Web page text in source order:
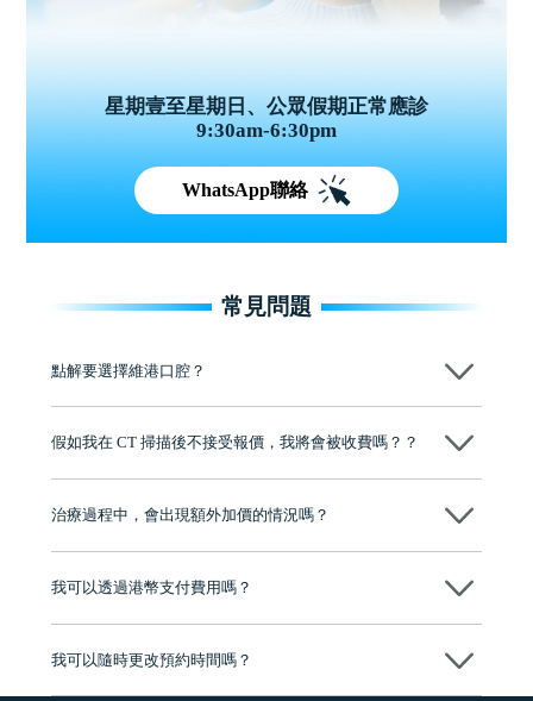
星期壹至星期日、公眾假期正常應診
9:30am-6:30pm
WhatsApp聯絡
常見問題
點解要選擇維港口腔？
維港口腔踐行「醫道濟世」的大學校訓，各分院匯聚來自香港、內地的
牌」、「2025香港企業領袖品牌」，是諾貝爾種植系統全球放心植牙中
至今已服務超過三十個國家和地區的顧客，受到粵港澳大灣區及周邊城
市市民極高的口碑評價及信任推薦 珠海、深圳設有八大分院，香港亦設
有咨詢及服務保障中心，有任何問題都可以隨時預約免費咨詢，讓人十
假如我在 CT 掃描後不接受報價，我將會被收費嗎？？
治療過程中，會出現額外加價的情況嗎？
我可以透過港幣支付費用嗎？
我可以隨時更改預約時間嗎？
可以，請盡早通過wechat或whatsapp聯絡我們，告知我們你原本預約的